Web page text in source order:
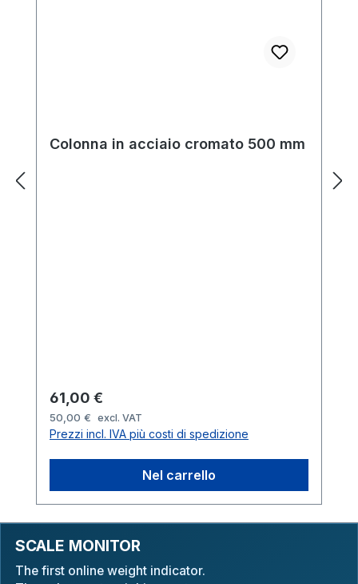
Colonna in acciaio cromato 500 mm
Prezzo normale:
61,00 €
50,00 € excl. VAT
Prezzi incl. IVA più costi di spedizione
Nel carrello
SCALE MONITOR
The first online weight indicator.